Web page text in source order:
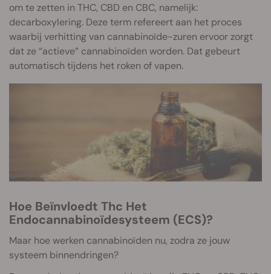
om te zetten in THC, CBD en CBC, namelijk:
decarboxylering. Deze term refereert aan het proces
waarbij verhitting van cannabinoïde-zuren ervoor zorgt
dat ze “actieve” cannabinoïden worden. Dat gebeurt
automatisch tijdens het roken of vapen.
Hoe Beïnvloedt Thc Het
Endocannabinoïdesysteem (ECS)?
Maar hoe werken cannabinoïden nu, zodra ze jouw
systeem binnendringen?